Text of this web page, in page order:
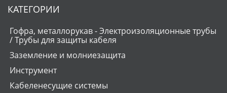
КАТЕГОРИИ
Гофра, металлорукав - Электроизоляционные трубы
/ Трубы для защиты кабеля
Заземление и молниезащита
Инструмент
Кабеленесущие системы